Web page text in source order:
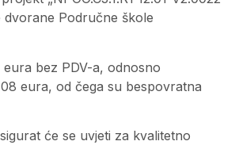
dvorane Područne škole
bez PDV-a, odnosno
eura, od čega su bespovratna
će se uvjeti za kvalitetno